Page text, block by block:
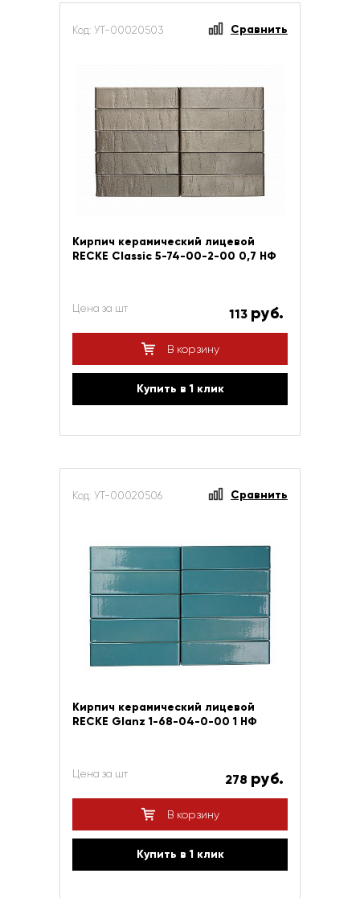
Код: УТ-00020503 Сравнить
Кирпич керамический лицевой
RECKE Сlassic 5-74-00-2-00 0,7 НФ
Цена за шт 113 руб.
В корзину
Купить в 1 клик
Код: УТ-00020506 Сравнить
Кирпич керамический лицевой
RECKE Glanz 1-68-04-0-00 1 НФ
Цена за шт 278 руб.
В корзину
Купить в 1 клик